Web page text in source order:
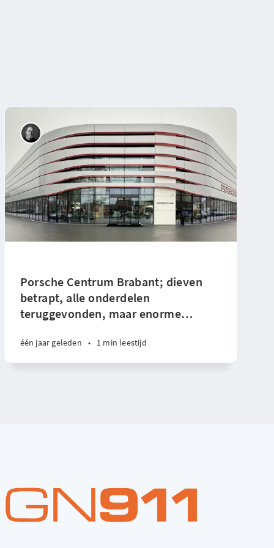
Porsche Centrum Brabant; dieven
betrapt, alle onderdelen
teruggevonden, maar enorme…
één jaar geleden • 1 min leestijd